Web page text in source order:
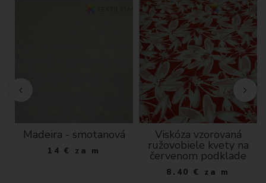
Madeira - smotanová
14 € za m
Viskóza vzorovaná
ružovobiele kvety na
červenom podklade
8.40 € za m